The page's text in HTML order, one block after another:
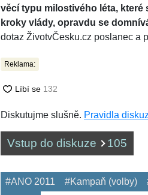
věcí typu milostivého léta, které
kroky vlády, opravdu se
dotaz ŽivotvČesku.cz poslanec a
Reklama:
Diskutujme slušně. Pravidla
Vstup do diskuze 105
#ANO 2011 #Kampaň (volby)